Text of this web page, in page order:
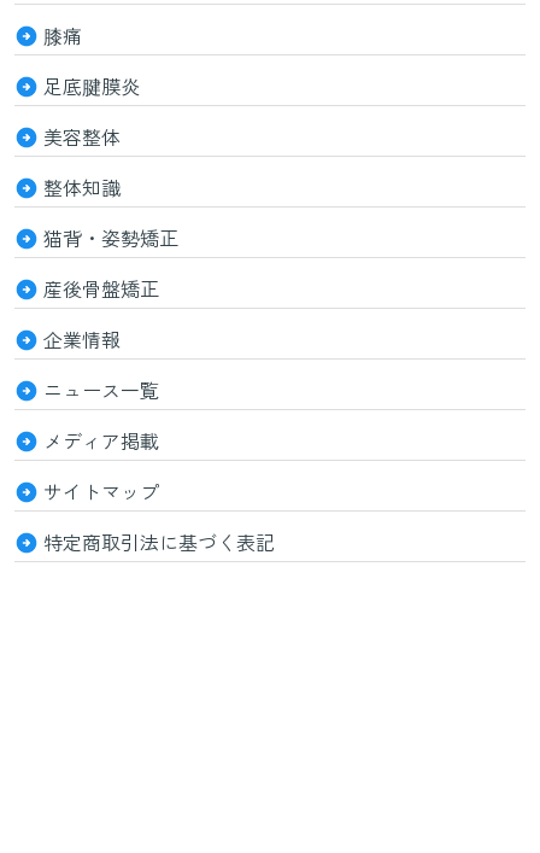
膝痛
足底腱膜炎
美容整体
整体知識
猫背・姿勢矯正
産後骨盤矯正
企業情報
ニュース一覧
メディア掲載
サイトマップ
特定商取引法に基づく表記